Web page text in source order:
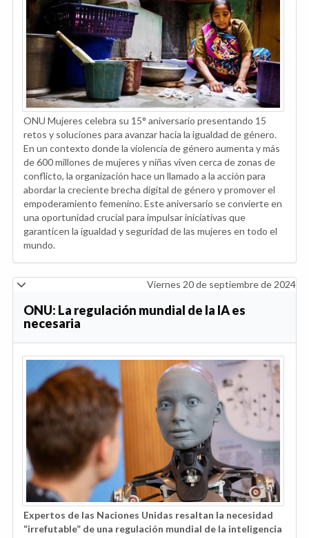
ONU Mujeres celebra su 15° aniversario presentando 15
retos y soluciones para avanzar hacia la igualdad de género.
En un contexto donde la violencia de género aumenta y más
de 600 millones de mujeres y niñas viven cerca de zonas de
conflicto, la organización hace un llamado a la acción para
abordar la creciente brecha digital de género y promover el
empoderamiento femenino. Este aniversario se convierte en
una oportunidad crucial para impulsar iniciativas que
garanticen la igualdad y seguridad de las mujeres en todo el
mundo.
Viernes 20 de septiembre de 2024
ONU: La regulación mundial de la IA es
necesaria
Expertos de las Naciones Unidas resaltan la necesidad
“irrefutable” de una regulación mundial de la inteligencia